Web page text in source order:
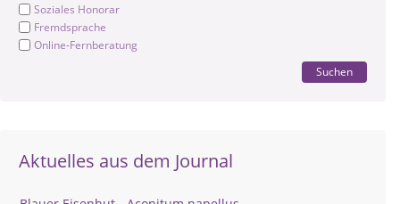
Soziales Honorar
Fremdsprache
Online-Fernberatung
Suchen
Aktuelles aus dem Journal